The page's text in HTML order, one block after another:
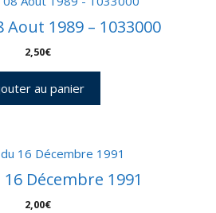
Aout 1989 – 1033000
2,50€
au panier
Décembre 1991
2,00€